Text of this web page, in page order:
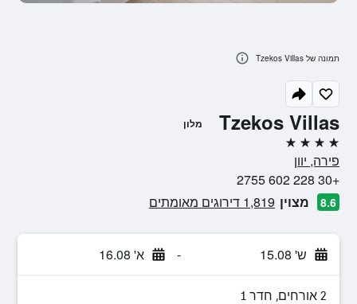
Tzekos Villas מלון
4 כוכבים
פירה, יוון
+30 228 602 2755
8.6 מצוין 1,819 דירוגים מאומתים
ש' 15.08 - א' 16.08
2 אורחים, חדר 1
תמונה של Tzekos Villas